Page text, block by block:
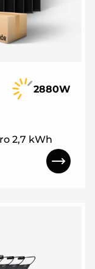
2880W
2,7 kWh